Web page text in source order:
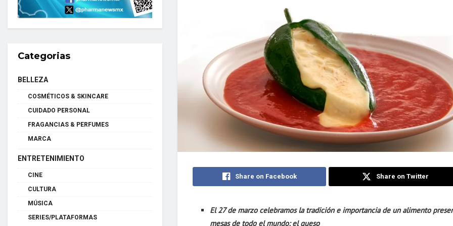
Share on Facebook Share on Twitter
El 27 de marzo celebramos la tradición e importancia de un alimento
mesas de todo el mundo: el queso
Categorias
BELLEZA
COSMÉTICOS & SKINCARE
CUIDADO PERSONAL
FRAGANCIAS & PERFUMES
MARCA
ENTRETENIMIENTO
CINE
CULTURA
MÚSICA
SERIES/PLATAFORMAS